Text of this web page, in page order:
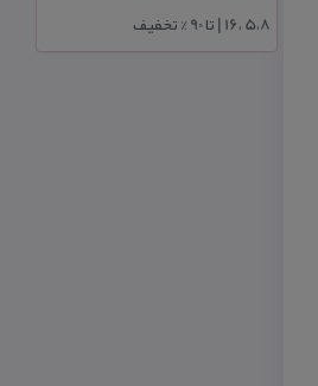
5،8 ،16 | تا 90 % تخفیف